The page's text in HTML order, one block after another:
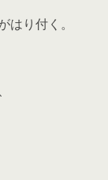
り付く。